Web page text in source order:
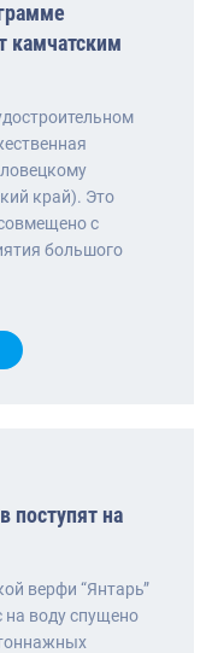
камчатским
край). Это
с
большого
поступят на
верфи “Янтарь”
на воду спущено